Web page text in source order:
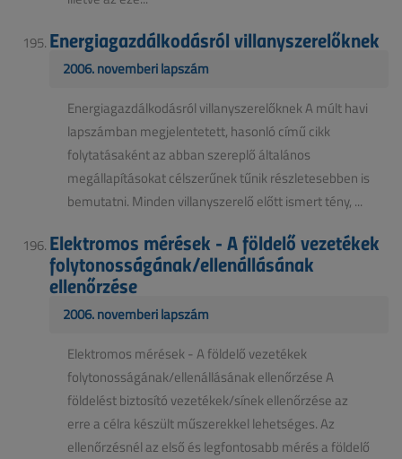
Energiagazdálkodásról villanyszerelőknek
2006. novemberi lapszám
Energiagazdálkodásról villanyszerelőknek A múlt havi
lapszámban megjelentetett, hasonló című cikk
folytatásaként az abban szereplő általános
megállapításokat célszerűnek tűnik részletesebben is
bemutatni. Minden villanyszerelő előtt ismert tény, ...
Elektromos mérések - A földelő vezetékek
folytonosságának/ellenállásának
ellenőrzése
2006. novemberi lapszám
Elektromos mérések - A földelő vezetékek
folytonosságának/ellenállásának ellenőrzése A
földelést biztosító vezetékek/sínek ellenőrzése az
erre a célra készült műszerekkel lehetséges. Az
ellenőrzésnél az első és legfontosabb mérés a földelő